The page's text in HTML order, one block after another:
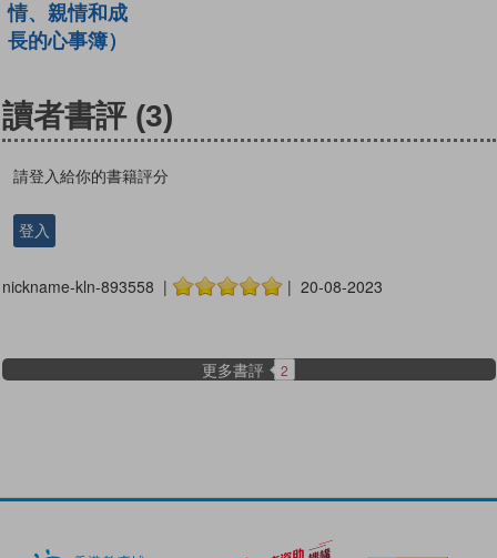
情、親情和成
長的心事簿）
讀者書評 (3)
請登入給你的書籍評分
登入
nickname-kln-893558 | | 20-08-2023
更多書評 2